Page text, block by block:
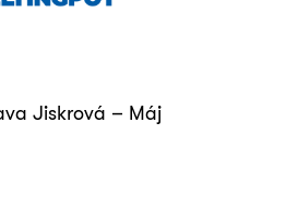
Jiskrová – Máj